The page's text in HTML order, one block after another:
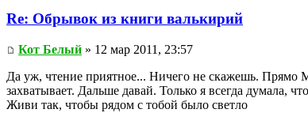
Re: Обрывок из книги валькирий
Кот Белый » 12 мар 2011, 23:57
Да уж, чтение приятное... Ничего не скажешь. Прямо
захватывает. Дальше давай. Только я всегда думала,
Живи так, чтобы рядом с тобой было светло